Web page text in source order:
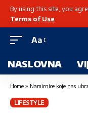
By using this site, you
Terms of Use
Aa
NASLOVNA
Home » Namirnice koje nas
LIFESTYLE